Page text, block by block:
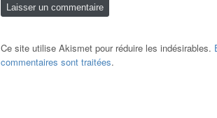
Ce site utilise Akismet pour réduire les indésirables.
commentaires sont traitées.